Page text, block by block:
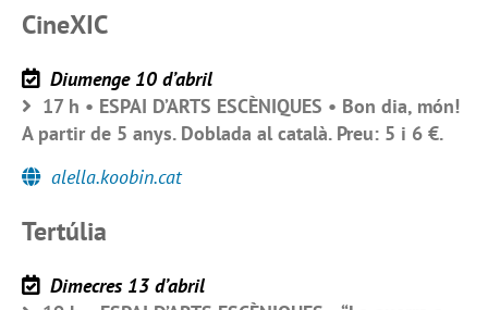
CineXIC
Diumenge 10 d’abril
17 h • ESPAI D’ARTS ESCÈNIQUES • Bon dia, món!
A partir de 5 anys. Doblada al català. Preu: 5 i 6 €.
alella.koobin.cat
Tertúlia
Dimecres 13 d’abril